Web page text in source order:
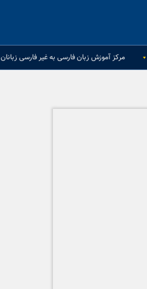
مرکز آموزش زبان فارسی به غیر فارسی زبانان